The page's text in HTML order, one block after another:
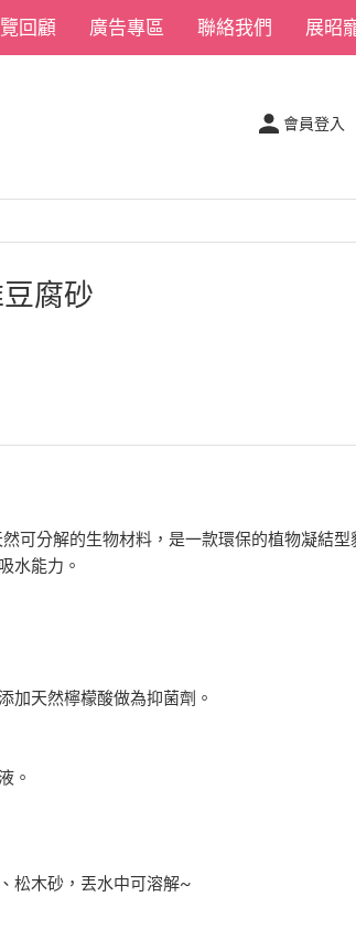
回顧 廣告專區 聯絡我們 展昭
會員登入
腐砂
可分解的生物材料，是一款環保的植物凝結型
水能力。
加天然檸檬酸做為抑菌劑。
。
松木砂，丟水中可溶解~